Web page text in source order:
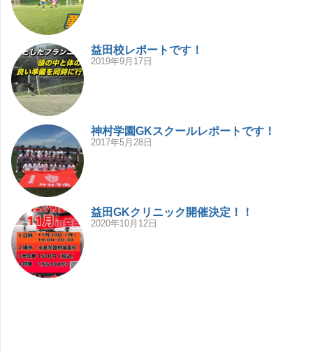
益田校レポートです！
2019年9月17日
神村学園GKスクールレポートです！
2017年5月28日
益田GKクリニック開催決定！！
2020年10月12日